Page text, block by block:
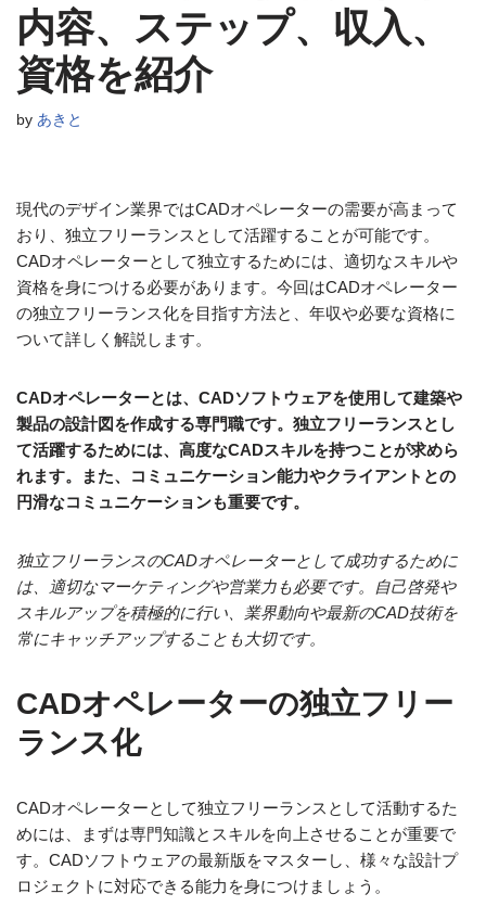
内容、ステップ、収入、
資格を紹介
by あきと
現代のデザイン業界ではCADオペレーターの需要が高まって
おり、独立フリーランスとして活躍することが可能です。
CADオペレーターとして独立するためには、適切なスキルや
資格を身につける必要があります。今回はCADオペレーター
の独立フリーランス化を目指す方法と、年収や必要な資格に
ついて詳しく解説します。
CADオペレーターとは、CADソフトウェアを使用して建築や
製品の設計図を作成する専門職です。独立フリーランスとし
て活躍するためには、高度なCADスキルを持つことが求めら
れます。また、コミュニケーション能力やクライアントとの
円滑なコミュニケーションも重要です。
独立フリーランスのCADオペレーターとして成功するために
は、適切なマーケティングや営業力も必要です。自己啓発や
スキルアップを積極的に行い、業界動向や最新のCAD技術を
常にキャッチアップすることも大切です。
CADオペレーターの独立フリー
ランス化
CADオペレーターとして独立フリーランスとして活動するた
めには、まずは専門知識とスキルを向上させることが重要で
す。CADソフトウェアの最新版をマスターし、様々な設計プ
ロジェクトに対応できる能力を身につけましょう。